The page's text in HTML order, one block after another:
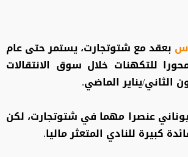
بعقد مع شتوتجارت، يستمر حتى عام
محورا للتكهنات خلال سوق الانتقالات
الثاني/يناير الماضي.
عنصرا مهما في شتوتجارت، لكن
كبيرة للنادي المتعثر ماليا.